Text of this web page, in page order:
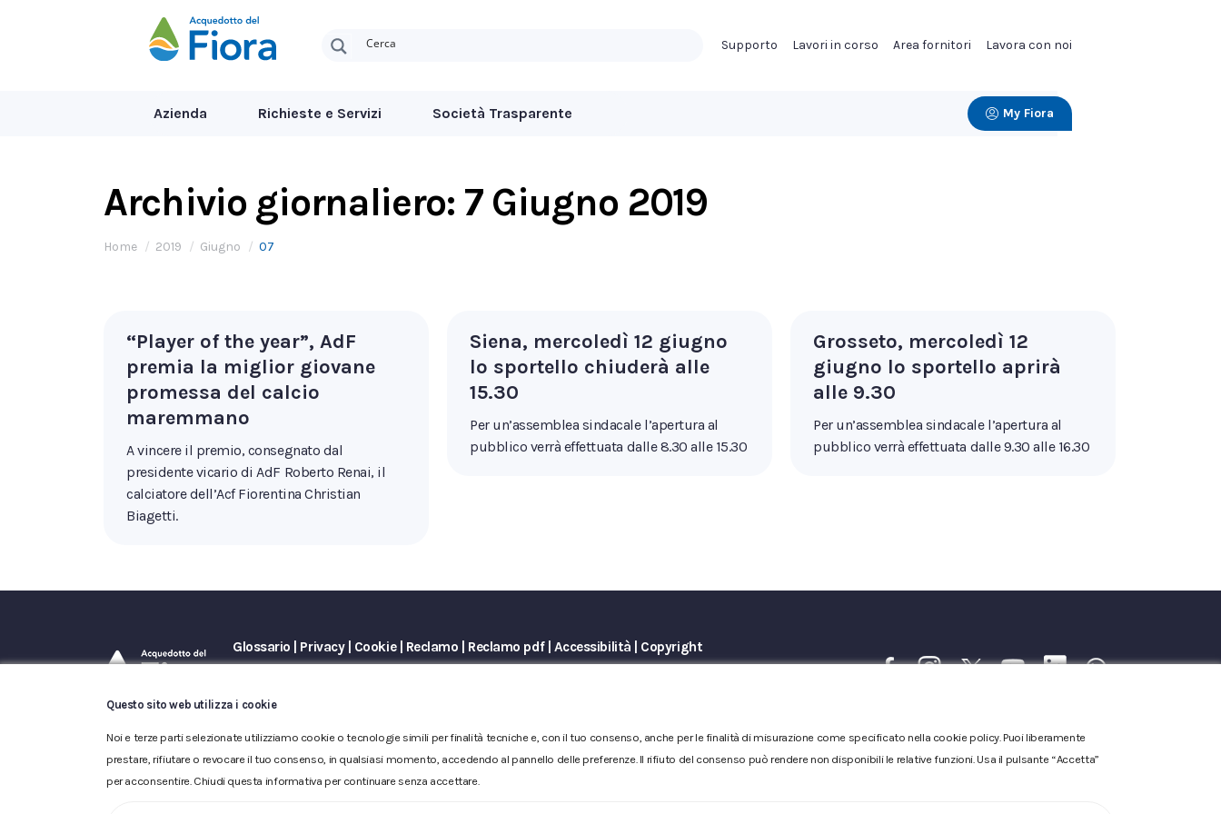
Supporto Lavori in corso Area fornitori Lavora con noi
Azienda Richieste e Servizi Società Trasparente My Fiora
Archivio giornaliero: 7 Giugno 2019
Tu sei qui:
Home 2019 Giugno 07
“Player of the year”, AdF
premia la miglior giovane
promessa del calcio
maremmano
A vincere il premio, consegnato dal
presidente vicario di AdF Roberto Renai, il
calciatore dell’Acf Fiorentina Christian
Biagetti.
Siena, mercoledì 12 giugno
lo sportello chiuderà alle
15.30
Per un’assemblea sindacale l’apertura al
pubblico verrà effettuata dalle 8.30 alle 15.30
Grosseto, mercoledì 12
giugno lo sportello aprirà
alle 9.30
Per un’assemblea sindacale l’apertura al
pubblico verrà effettuata dalle 9.30 alle 16.30
Glossario Privacy| Cookie| Reclamo Reclamo pdf| Accessibilità Copyright
Questo sito web utilizza i cookie
Noi e terze parti selezionate utilizziamo cookie o tecnologie simili per finalità tecniche e, con il tuo consenso, anche per le finalità di misurazione come specificato nella cookie policy. Puoi liberamente
prestare, rifiutare o revocare il tuo consenso, in qualsiasi momento, accedendo al pannello delle preferenze. Il rifiuto del consenso può rendere non disponibili le relative funzioni. Usa il pulsante “Accetta”
per acconsentire. Chiudi questa informativa per continuare senza accettare.